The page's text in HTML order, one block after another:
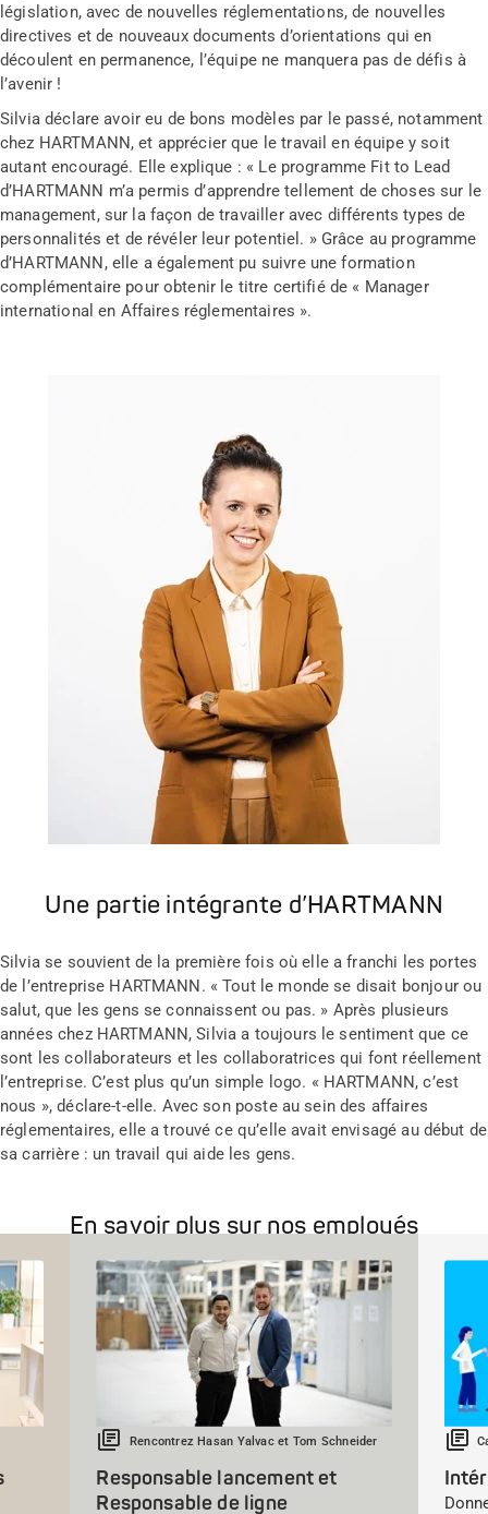
législation, avec de nouvelles réglementations, de nouvelles
directives et de nouveaux documents d’orientations qui en
découlent en permanence, l’équipe ne manquera pas de défis à
l’avenir !
Silvia déclare avoir eu de bons modèles par le passé, notamment
chez HARTMANN, et apprécier que le travail en équipe y soit
autant encouragé. Elle explique : « Le programme Fit to Lead
d’HARTMANN m’a permis d’apprendre tellement de choses sur le
management, sur la façon de travailler avec différents types de
personnalités et de révéler leur potentiel. » Grâce au programme
d’HARTMANN, elle a également pu suivre une formation
complémentaire pour obtenir le titre certifié de « Manager
international en Affaires réglementaires ».
Une partie intégrante d’HARTMANN
Silvia se souvient de la première fois où elle a franchi les portes
de l’entreprise HARTMANN. « Tout le monde se disait bonjour ou
salut, que les gens se connaissent ou pas. » Après plusieurs
années chez HARTMANN, Silvia a toujours le sentiment que ce
sont les collaborateurs et les collaboratrices qui font réellement
l’entreprise. C’est plus qu’un simple logo. « HARTMANN, c’est
nous », déclare-t-elle. Avec son poste au sein des affaires
réglementaires, elle a trouvé ce qu’elle avait envisagé au début de
sa carrière : un travail qui aide les gens.
En savoir plus sur nos employés
Rencontrez Hasan Yalvac et Tom Schneider
Responsable lancement et
Responsable de ligne